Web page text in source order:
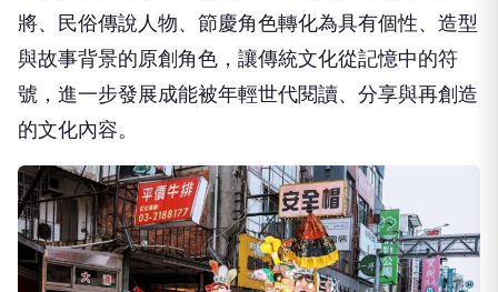
將、民俗傳說人物、節慶角色轉化為具有個性、造型
與故事背景的原創角色，讓傳統文化從記憶中的符
號，進一步發展成能被年輕世代閱讀、分享與再創造
的文化內容。